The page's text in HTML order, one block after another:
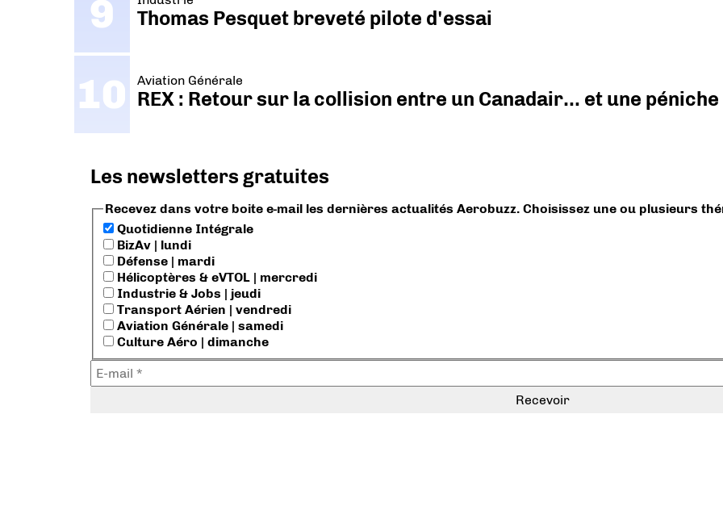
Thomas Pesquet breveté pilote d'essai
Aviation Générale
REX : Retour sur la collision entre un Canadair… et une péniche
Les newsletters gratuites
Recevez dans votre boite e-mail les dernières actualités Aerobuzz. Choisissez une ou plusieurs
Quotidienne Intégrale
BizAv | lundi
Défense | mardi
Hélicoptères & eVTOL | mercredi
Industrie & Jobs | jeudi
Transport Aérien | vendredi
Aviation Générale | samedi
Culture Aéro | dimanche